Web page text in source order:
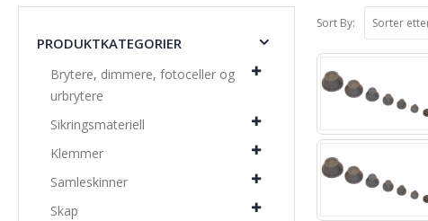
Sort By:
PRODUKTKATEGORIER
Brytere, dimmere, fotoceller og
urbrytere
Sikringsmateriell
Klemmer
Samleskinner
Skap